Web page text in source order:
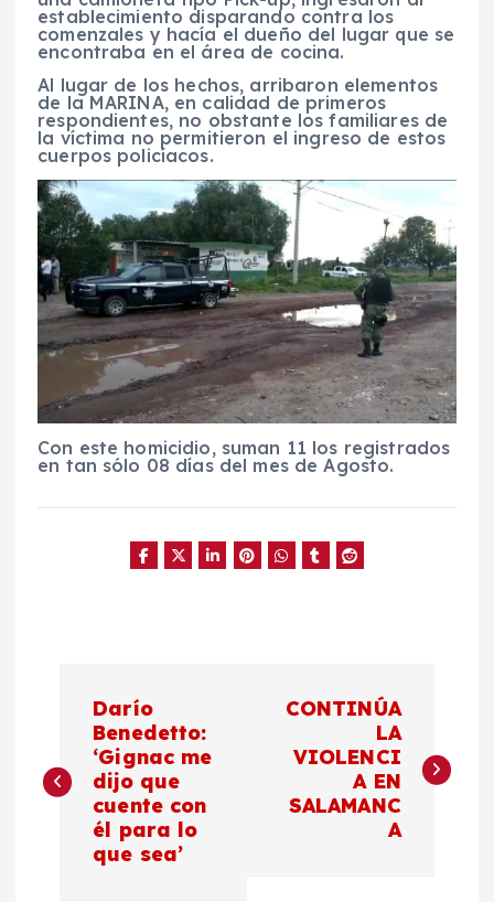
establecimiento disparando contra los
comenzales y hacía el dueño del lugar que se
encontraba en el área de cocina.
Al lugar de los hechos, arribaron elementos
de la MARINA, en calidad de primeros
respondientes, no obstante los familiares de
la víctima no permitieron el ingreso de estos
cuerpos policíacos.
Con este homicidio, suman 11 los registrados
en tan sólo 08 días del mes de Agosto.
v
Darío
Benedetto:
‘Gignac me
dijo que
cuente con
él para lo
que sea’
CONTINÚA
LA
VIOLENCI
A EN
SALAMANC
A